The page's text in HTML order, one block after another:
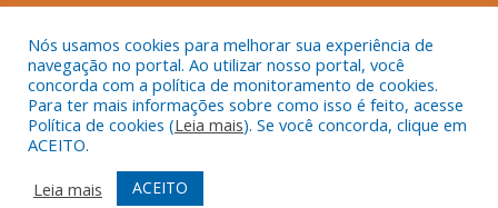
Mapa do Site
Acessar Área Administrativa
Acessar o Webmail
Nós usamos cookies para melhorar sua experiência de
navegação no portal. Ao utilizar nosso portal, você
concorda com a política de monitoramento de cookies.
Para ter mais informações sobre como isso é feito, acesse
Política de cookies (Leia mais). Se você concorda, clique em
ACEITO.
Leia mais
ACEITO